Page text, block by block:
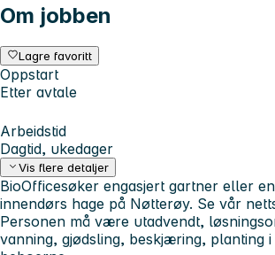
Om jobben
Lagre favoritt
Oppstart
Etter avtale
Arbeidstid
Dagtid, ukedager
Vis flere detaljer
BioOfficesøker engasjert gartner eller
innendørs hage på Nøtterøy. Se vår
Personen må være utadvendt,
vanning, gjødsling, beskjæring, planting